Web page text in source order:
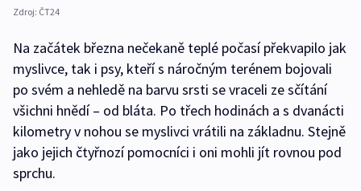
Zdroj: ČT24
Na začátek března nečekaně teplé počasí překvapilo jak
myslivce, tak i psy, kteří s náročným terénem bojovali
po svém a nehledě na barvu srsti se vraceli ze sčítání
všichni hnědí – od bláta. Po třech hodinách a s dvanácti
kilometry v nohou se myslivci vrátili na základnu. Stejně
jako jejich čtyřnozí pomocníci i oni mohli jít rovnou pod
sprchu.